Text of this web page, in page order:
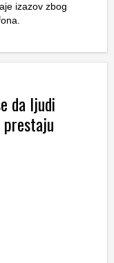
izazov zbog
da ljudi